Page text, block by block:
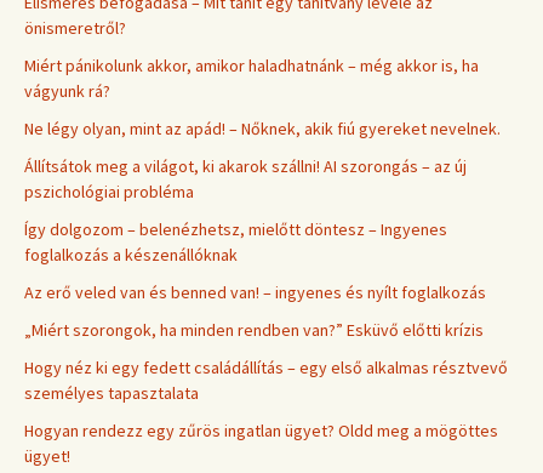
önismeretről?
Miért pánikolunk akkor, amikor haladhatnánk – még akkor is, ha
vágyunk rá?
Ne légy olyan, mint az apád! – Nőknek, akik fiú gyereket nevelnek.
Állítsátok meg a világot, ki akarok szállni! AI szorongás – az új
pszichológiai probléma
Így dolgozom – belenézhetsz, mielőtt döntesz – Ingyenes
foglalkozás a készenállóknak
Az erő veled van és benned van! – ingyenes és nyílt foglalkozás
„Miért szorongok, ha minden rendben van?” Esküvő előtti krízis
Hogy néz ki egy fedett családállítás – egy első alkalmas résztvevő
személyes tapasztalata
Hogyan rendezz egy zűrös ingatlan ügyet? Oldd meg a mögöttes
ügyet!